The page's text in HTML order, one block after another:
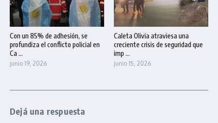
Con un 85% de adhesión, se
profundiza el conflicto policial en
Ca ...
junio 19, 2026
Caleta Olivia atraviesa una
creciente crisis de seguridad que
imp ...
junio 15, 2026
Dejá una respuesta